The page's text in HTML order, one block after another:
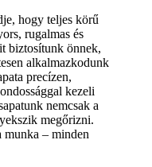
hogy teljes körű
rugalmas és
biztosítunk önnek,
alkalmazkodunk
precízen,
kezeli
nemcsak a
megőrizni.
– minden